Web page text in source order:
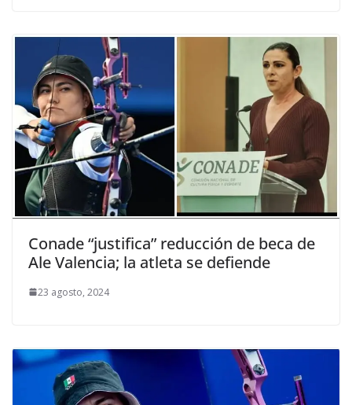
Conade “justifica” reducción de beca de
Ale Valencia; la atleta se defiende
23 agosto, 2024